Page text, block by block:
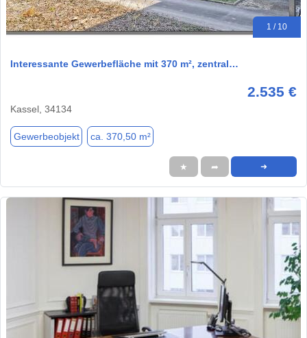
1 / 10
Interessante Gewerbefläche mit 370 m², zentral…
2.535 €
Kassel, 34134
Gewerbeobjekt ca. 370,50 m²
★ ➦ ➜